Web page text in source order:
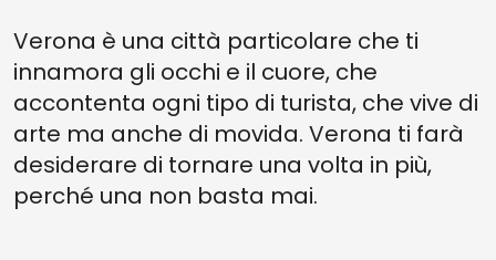
Verona è una città particolare che ti
innamora gli occhi e il cuore, che
accontenta ogni tipo di turista, che vive di
arte ma anche di movida. Verona ti farà
desiderare di tornare una volta in più,
perché una non basta mai.